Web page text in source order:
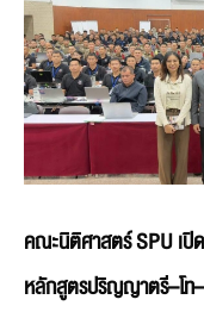
คณะนิติศาสตร์ SPU เปิ
หลักสูตรปริญญาตรี–โท